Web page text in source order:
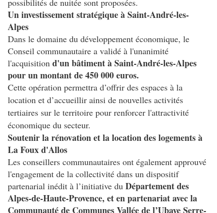
possibilités de nuitée sont proposées.
Un investissement stratégique à Saint-André-les-
Alpes
Dans le domaine du développement économique, le
Conseil communautaire a validé à l'unanimité
l'acquisition d'un bâtiment à Saint-André-les-Alpes
pour un montant de 450 000 euros.
Cette opération permettra d’offrir des espaces à la
location et d’accueillir ainsi de nouvelles activités
tertiaires sur le territoire pour renforcer l'attractivité
économique du secteur.
Soutenir la rénovation et la location des logements à
La Foux d'Allos
Les conseillers communautaires ont également approuvé
l'engagement de la collectivité dans un dispositif
partenarial inédit à l’initiative du Département des
Alpes-de-Haute-Provence, et en partenariat avec la
Communauté de Communes Vallée de l’Ubaye Serre-